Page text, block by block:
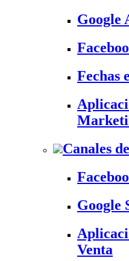
Google
Fechas
Canales
Google
Venta